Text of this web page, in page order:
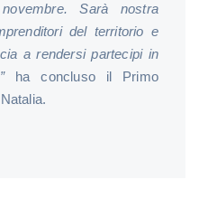
Sarà nostra
del territorio e
a rendersi partecipi in
ha concluso il Primo